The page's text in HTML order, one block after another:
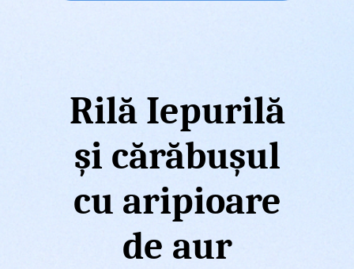
Rilă Iepurilă
și cărăbușul
cu aripioare
de aur